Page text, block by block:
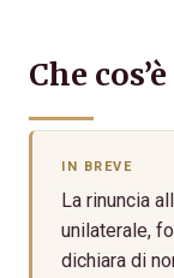
Che
IN BREVE
La rinuncia
unilaterale,
dichiara di